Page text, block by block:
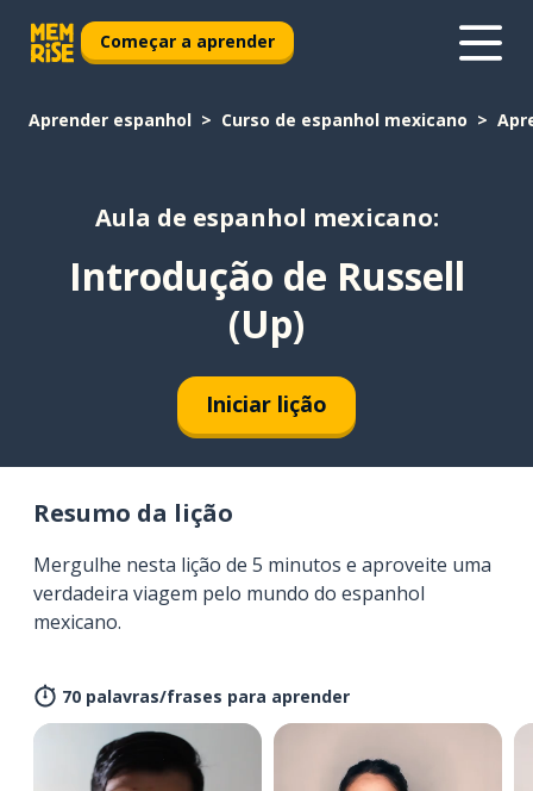
Começar a aprender
Aprender espanhol Curso de espanhol mexicano
Aula de espanhol mexicano:
Introdução de Russell
(Up)
Iniciar lição
Resumo da lição
Mergulhe nesta lição de 5 minutos e aproveite uma
verdadeira viagem pelo mundo do espanhol
mexicano.
70 palavras/frases para aprender